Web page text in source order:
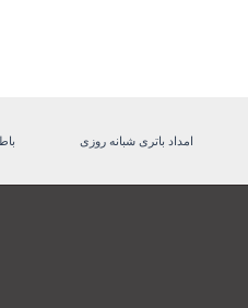
امداد باتری شبانه روزی